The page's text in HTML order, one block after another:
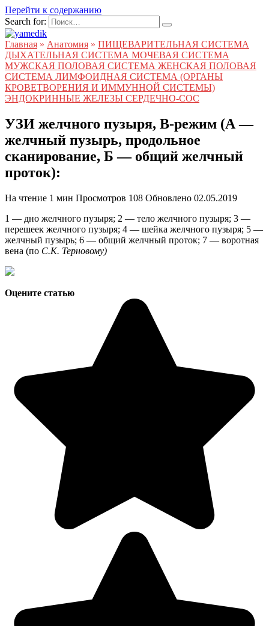
Перейти к содержанию
Search for:
Главная » Анатомия » ПИЩЕВАРИТЕЛЬНАЯ СИСТЕМА
ДЫХАТЕЛЬНАЯ СИСТЕМА МОЧЕВАЯ СИСТЕМА
МУЖСКАЯ ПОЛОВАЯ СИСТЕМА ЖЕНСКАЯ ПОЛОВАЯ
СИСТЕМА ЛИМФОИДНАЯ СИСТЕМА (ОРГАНЫ
КРОВЕТВОРЕНИЯ И ИММУННОЙ СИСТЕМЫ)
ЭНДОКРИННЫЕ ЖЕЛЕЗЫ СЕРДЕЧНО-СОС
УЗИ желчного пузыря, В-режим (А —
желчный пузырь, продольное
сканирование, Б — общий желчный
проток):
На чтение 1 мин Просмотров 108 Обновлено 02.05.2019
1 — дно желчного пузыря; 2 — тело желчного пузыря; 3 —
перешеек желчного пузыря; 4 — шейка желчного пузыря; 5 —
желчный пузырь; 6 — общий желчный проток; 7 — воротная
вена (по С.К. Терновому)
Оцените статью